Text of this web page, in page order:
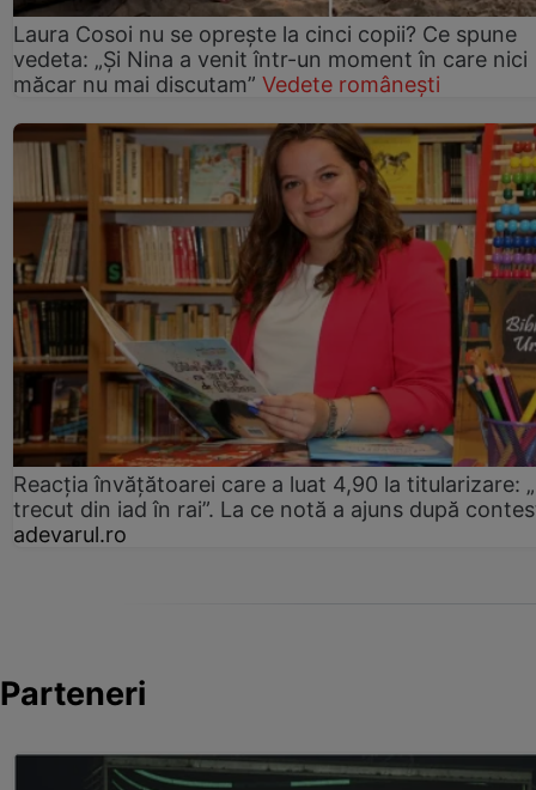
Laura Cosoi nu se oprește la cinci copii? Ce spune
vedeta: „Și Nina a venit într-un moment în care nici
măcar nu mai discutam” Vedete românești
Reacția învățătoarei care a luat 4,90 la titularizare:
trecut din iad în rai”. La ce notă a ajuns după
adevarul.ro
Parteneri